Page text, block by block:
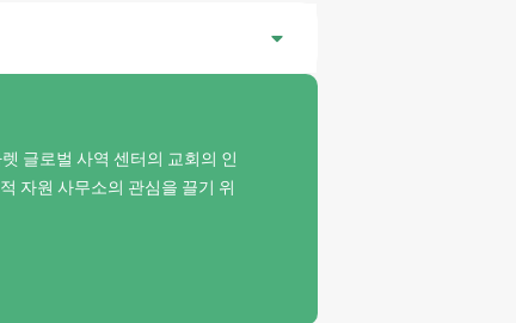
글로벌 사역 센터의 교회의 인
자원 사무소의 관심을 끌기 위